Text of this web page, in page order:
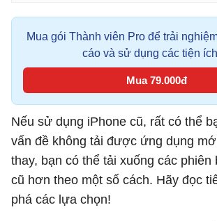
Mua gói Thành viên Pro để trải
cáo và sử dụng các tiện ích
Mua 79.000đ
Nếu sử dụng iPhone cũ, rất có thể
vấn đề không tải được ứng dụng
thay, bạn có thể tải xuống các phiên
cũ hơn theo một số cách. Hãy đọc
phá các lựa chọn!